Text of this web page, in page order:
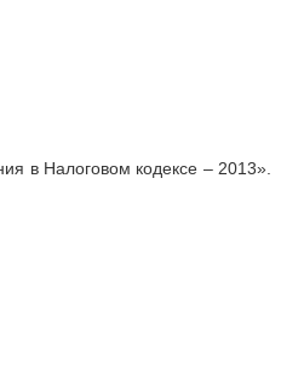
в Налоговом кодексе – 2013».